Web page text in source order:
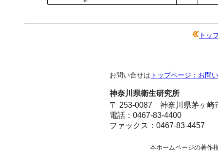
トッ
お問い合せは トップページ：お問
神奈川県衛生研究所
〒 253-0087 神奈川県茅ヶ崎
電話：0467-83-4400
ファックス：0467-83-4457
本ホームページの著作